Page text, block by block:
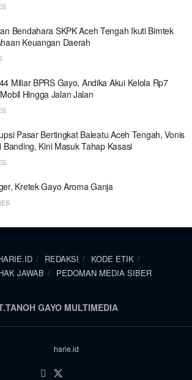
Bendahara SKPK Aceh Tengah Ikuti Bimtek
Keuangan Daerah
Miliar BPRS Gayo, Andika Akui Kelola Rp7
Hingga Jalan Jalan
Pasar Bertingkat Baleatu Aceh Tengah, Vonis
Banding, Kini Masuk Tahap Kasasi
Kretek Gayo Aroma Ganja
REDAKSI
KODE ETIK
JAWAB
PEDOMAN MEDIA SIBER
GAYO MULTIMEDIA
harie.id